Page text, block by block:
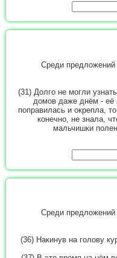
Среди предложений
(31) Долго не могли
домов даже днём - её
поправилась и окрепла,
конечно, не знала,
мальчишки
Среди предложений
(36) Накинув на голову